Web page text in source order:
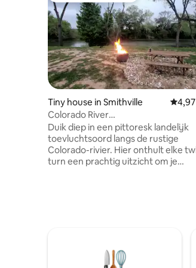
Tiny house in Smithville
Colorado River
Romantiek/Glamp/Vissen/Drijven/
heaven
Duik diep in een pittoresk landelijk
toevluchtsoord langs de rustige
Colorado-rivier. Hier onthult elke
turn een prachtig uitzicht om je
kingsize bed, een volledig uitgeruste
keuken en weelderige